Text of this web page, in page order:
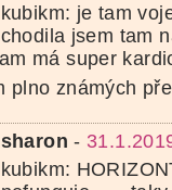
kubikm: je tam
chodila jsem tam
má super
plno známých
sharon -
kubikm: